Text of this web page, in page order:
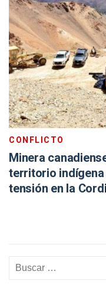
CONFLICTO
Minera
territorio indígena
tensión en la